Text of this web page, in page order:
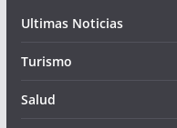
Ultimas Noticias
Turismo
Salud